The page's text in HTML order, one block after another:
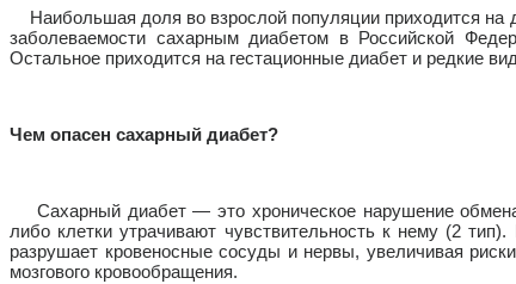
Наибольшая доля во взрослой популяции приходится на
заболеваемости сахарным диабетом в Российской
Остальное приходится на гестационные диабет и редкие
Чем опасен сахарный диабет?
Сахарный диабет — это хроническое нарушение обмена
либо клетки утрачивают чувствительность к нему (2
разрушает кровеносные сосуды и нервы, увеличивая
мозгового кровообращения.